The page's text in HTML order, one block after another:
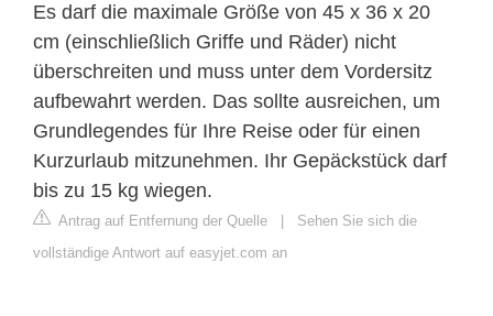
Es darf die maximale Größe von 45 x 36 x 20
cm (einschließlich Griffe und Räder) nicht
überschreiten und muss unter dem Vordersitz
aufbewahrt werden. Das sollte ausreichen, um
Grundlegendes für Ihre Reise oder für einen
Kurzurlaub mitzunehmen. Ihr Gepäckstück darf
bis zu 15 kg wiegen.
Antrag auf Entfernung der Quelle
Sehen Sie sich die
vollständige Antwort auf easyjet.com an